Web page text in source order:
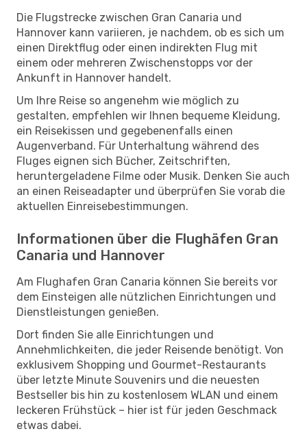
Die Flugstrecke zwischen Gran Canaria und
Hannover kann variieren, je nachdem, ob es sich um
einen Direktflug oder einen indirekten Flug mit
einem oder mehreren Zwischenstopps vor der
Ankunft in Hannover handelt.
Um Ihre Reise so angenehm wie möglich zu
gestalten, empfehlen wir Ihnen bequeme Kleidung,
ein Reisekissen und gegebenenfalls einen
Augenverband. Für Unterhaltung während des
Fluges eignen sich Bücher, Zeitschriften,
heruntergeladene Filme oder Musik. Denken Sie auch
an einen Reiseadapter und überprüfen Sie vorab die
aktuellen Einreisebestimmungen.
Informationen über die Flughäfen Gran
Canaria und Hannover
Am Flughafen Gran Canaria können Sie bereits vor
dem Einsteigen alle nützlichen Einrichtungen und
Dienstleistungen genießen.
Dort finden Sie alle Einrichtungen und
Annehmlichkeiten, die jeder Reisende benötigt. Von
exklusivem Shopping und Gourmet-Restaurants
über letzte Minute Souvenirs und die neuesten
Bestseller bis hin zu kostenlosem WLAN und einem
leckeren Frühstück – hier ist für jeden Geschmack
etwas dabei.